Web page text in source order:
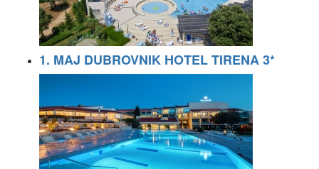
1. MAJ DUBROVNIK HOTEL TIRENA 3*